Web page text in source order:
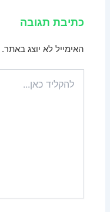
כתיבת תגובה
האימייל לא יוצג באתר.
כאן...